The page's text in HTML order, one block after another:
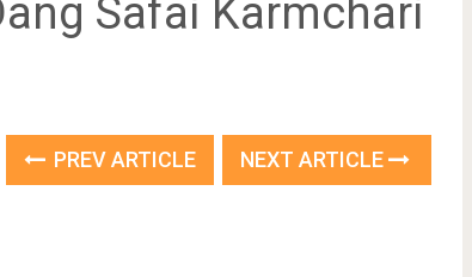
Dang Safai Karmchari
PREV ARTICLE NEXT ARTICLE